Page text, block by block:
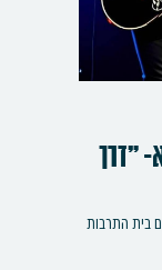
"דרך
בית התרבות